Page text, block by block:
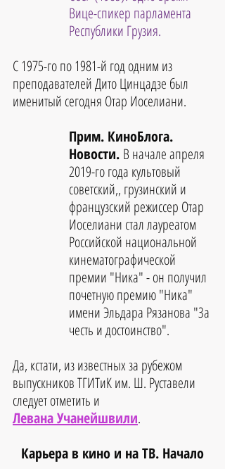
Вице-спикер парламента
Республики Грузия.
С 1975-го по 1981-й год одним из
преподавателей Дито Цинцадзе был
именитый сегодня Отар Иоселиани.
Прим. КиноБлога.
Новости. В начале апреля
2019-го года культовый
советский,, грузинский и
французский режиссер Отар
Иоселиани стал лауреатом
Российской национальной
кинематографической
премии "Ника" - он получил
почетную премию "Ника"
имени Эльдара Рязанова "За
честь и достоинство".
Да, кстати, из известных за рубежом
выпускников ТГИТиК им. Ш. Руставели
следует отметить и
Левана Учанейшвили.
Карьера в кино и на ТВ. Начало